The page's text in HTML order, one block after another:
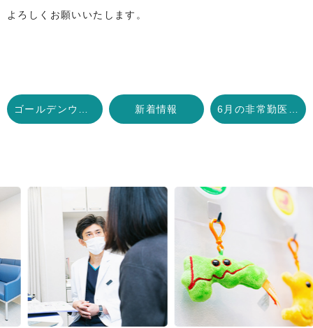
よろしくお願いいたします。
新着情報
Next